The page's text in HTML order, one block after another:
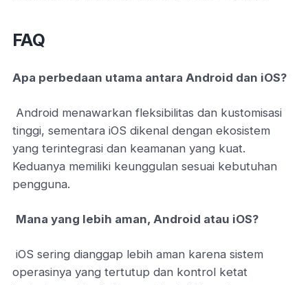
FAQ
Apa perbedaan utama antara Android dan iOS?
Android menawarkan fleksibilitas dan kustomisasi
tinggi, sementara iOS dikenal dengan ekosistem
yang terintegrasi dan keamanan yang kuat.
Keduanya memiliki keunggulan sesuai kebutuhan
pengguna.
Mana yang lebih aman, Android atau iOS?
iOS sering dianggap lebih aman karena sistem
operasinya yang tertutup dan kontrol ketat